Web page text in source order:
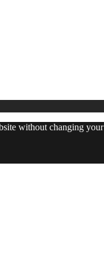
without changing